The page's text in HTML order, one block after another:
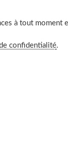
votre
les gens ne
d'améliorer et
Ayant pour
désormais de
à tout moment
confidentialité.